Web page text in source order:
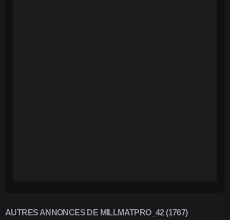
AUTRES ANNONCES DE MILLMATPRO_42 (1767)